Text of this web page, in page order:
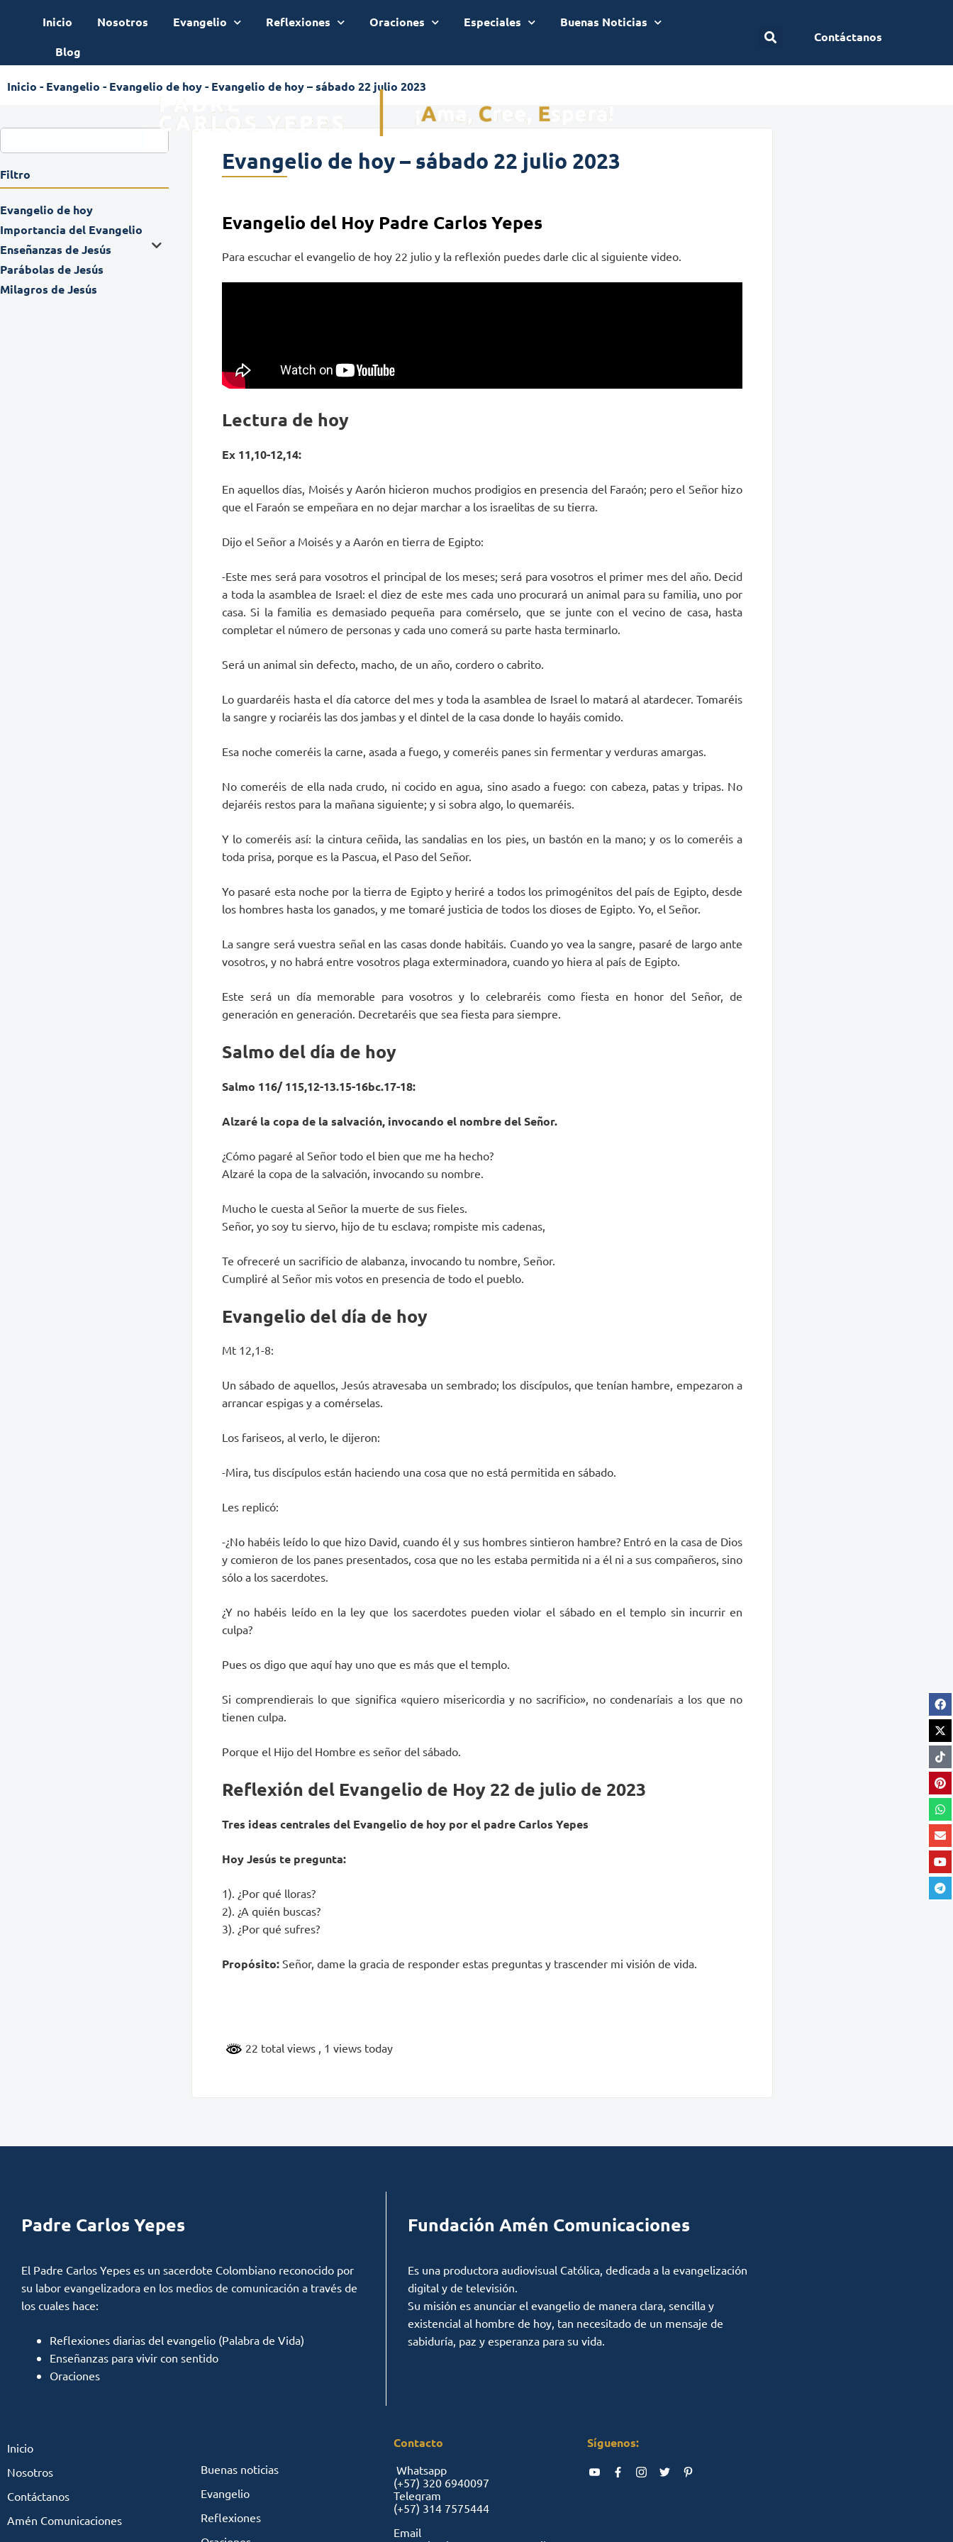
Inicio Nosotros Evangelio Reflexiones Oraciones Especiales
Buenas Noticias
Blog
Contáctanos
Inicio - Evangelio - Evangelio de hoy- Evangelio de hoy – sábado 22 julio 2023
Filtro
Evangelio de hoy
Importancia del Evangelio
Enseñanzas de Jesús
Parábolas de Jesús
Milagros de Jesús
Evangelio de hoy – sábado 22 julio 2023
Evangelio del Hoy Padre Carlos Yepes
Para escuchar el evangelio de hoy 22 julio y la reflexión puedes darle clic al siguiente video.
Lectura de hoy
Ex 11,10-12,14:
En aquellos días, Moisés y Aarón hicieron muchos prodigios en presencia del Faraón; pero el Señor hizo
que el Faraón se empeñara en no dejar marchar a los israelitas de su tierra.
Dijo el Señor a Moisés y a Aarón en tierra de Egipto:
-Este mes será para vosotros el principal de los meses; será para vosotros el primer mes del año. Decid
a toda la asamblea de Israel: el diez de este mes cada uno procurará un animal para su familia, uno por
casa. Si la familia es demasiado pequeña para comérselo, que se junte con el vecino de casa, hasta
completar el número de personas y cada uno comerá su parte hasta terminarlo.
Será un animal sin defecto, macho, de un año, cordero o cabrito.
Lo guardaréis hasta el día catorce del mes y toda la asamblea de Israel lo matará al atardecer. Tomaréis
la sangre y rociaréis las dos jambas y el dintel de la casa donde lo hayáis comido.
Esa noche comeréis la carne, asada a fuego, y comeréis panes sin fermentar y verduras amargas.
No comeréis de ella nada crudo, ni cocido en agua, sino asado a fuego: con cabeza, patas y tripas. No
dejaréis restos para la mañana siguiente; y si sobra algo, lo quemaréis.
Y lo comeréis así: la cintura ceñida, las sandalias en los pies, un bastón en la mano; y os lo comeréis a
toda prisa, porque es la Pascua, el Paso del Señor.
Yo pasaré esta noche por la tierra de Egipto y heriré a todos los primogénitos del país de Egipto, desde
los hombres hasta los ganados, y me tomaré justicia de todos los dioses de Egipto. Yo, el Señor.
La sangre será vuestra señal en las casas donde habitáis. Cuando yo vea la sangre, pasaré de largo ante
vosotros, y no habrá entre vosotros plaga exterminadora, cuando yo hiera al país de Egipto.
Este será un día memorable para vosotros y lo celebraréis como fiesta en honor del Señor, de
generación en generación. Decretaréis que sea fiesta para siempre.
Salmo del día de hoy
Salmo 116/ 115,12-13.15-16bc.17-18:
Alzaré la copa de la salvación, invocando el nombre del Señor.
¿Cómo pagaré al Señor todo el bien que me ha hecho?
Alzaré la copa de la salvación, invocando su nombre.
Mucho le cuesta al Señor la muerte de sus fieles.
Señor, yo soy tu siervo, hijo de tu esclava; rompiste mis cadenas,
Te ofreceré un sacrificio de alabanza, invocando tu nombre, Señor.
Cumpliré al Señor mis votos en presencia de todo el pueblo.
Evangelio del día de hoy
Mt 12,1-8:
Un sábado de aquellos, Jesús atravesaba un sembrado; los discípulos, que tenían hambre, empezaron a
arrancar espigas y a comérselas.
Los fariseos, al verlo, le dijeron:
-Mira, tus discípulos están haciendo una cosa que no está permitida en sábado.
Les replicó:
-¿No habéis leído lo que hizo David, cuando él y sus hombres sintieron hambre? Entró en la casa de Dios
y comieron de los panes presentados, cosa que no les estaba permitida ni a él ni a sus compañeros, sino
sólo a los sacerdotes.
¿Y no habéis leído en la ley que los sacerdotes pueden violar el sábado en el templo sin incurrir en
culpa?
Pues os digo que aquí hay uno que es más que el templo.
Si comprendierais lo que significa «quiero misericordia y no sacrificio», no condenaríais a los que no
tienen culpa.
Porque el Hijo del Hombre es señor del sábado.
Reflexión del Evangelio de Hoy 22 de julio de 2023
Tres ideas centrales del Evangelio de hoy por el padre Carlos Yepes
Hoy Jesús te pregunta:
1). ¿Por qué lloras?
2). ¿A quién buscas?
3). ¿Por qué sufres?
Propósito: Señor, dame la gracia de responder estas preguntas y trascender mi visión de vida.
22 total views , 1 views today
Padre Carlos Yepes
El Padre Carlos Yepes es un sacerdote Colombiano reconocido por
su labor evangelizadora en los medios de comunicación a través de
los cuales hace:
Reflexiones diarias del evangelio (Palabra de Vida)
Enseñanzas para vivir con sentido
Oraciones
Fundación Amén Comunicaciones
Es una productora audiovisual Católica, dedicada a la evangelización
digital y de televisión.
Su misión es anunciar el evangelio de manera clara, sencilla y
existencial al hombre de hoy, tan necesitado de un mensaje de
sabiduría, paz y esperanza para su vida.
Inicio
Nosotros
Contáctanos
Amén Comunicaciones
Buenas noticias
Evangelio
Reflexiones
Contacto
Whatsapp
(+57) 320 6940097
Telegram
(+57) 314 7575444
Email
Síguenos: